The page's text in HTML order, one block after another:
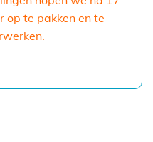
op te pakken en te